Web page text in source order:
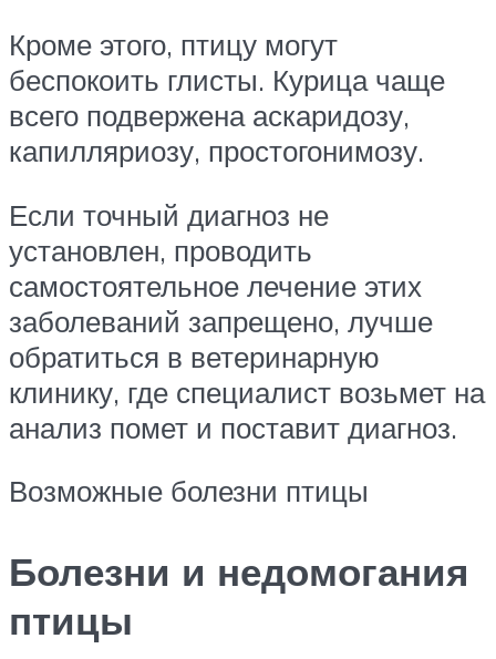
Кроме этого, птицу могут
беспокоить глисты. Курица чаще
всего подвержена аскаридозу,
капилляриозу, простогонимозу.
Если точный диагноз не
установлен, проводить
самостоятельное лечение этих
заболеваний запрещено, лучше
обратиться в ветеринарную
клинику, где специалист возьмет на
анализ помет и поставит диагноз.
Возможные болезни птицы
Болезни и недомогания
птицы